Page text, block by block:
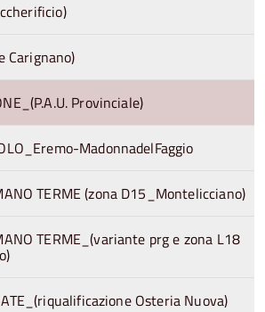
Carignano)
Provinciale)
MadonnadelFaggio
TERME (zona D15_Montelicciano)
TERME_(variante prg e zona L18
Osteria Nuova)